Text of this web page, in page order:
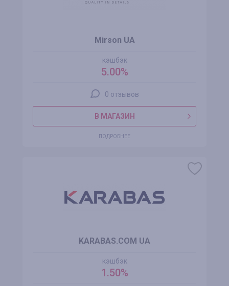
Mirson UA
кэшбэк
5.00%
0 отзывов
В МАГАЗИН
ПОДРОБНЕЕ
KARABAS.COM UA
кэшбэк
1.50%